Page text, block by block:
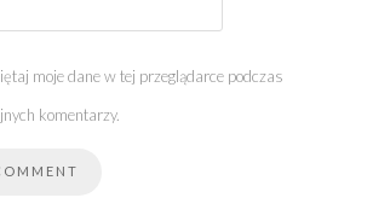
moje dane w tej przeglądarce podczas
komentarzy.